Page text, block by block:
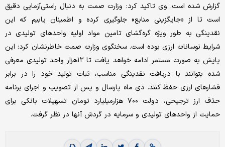
گزارش شده است. وی تاکید کرد: وزارت صمت به دنبال راستی‌آزمایی دقیق
است تا از «جایگزینی منابع» جلوگیری کرده و اطمینان یابیم که این
نقدینگی به طور ویژه گره‌گشای تامین مواد اولیه واحدهای تولیدی در
شرایط نوسانات ارزی بوده است. سخنگوی وزارت صمت خاطرنشان کرد: این
پایش به صورت مستمر ادامه خواهد یافت تا ۱۲هزار واحد تولیدی معرفی
شده بتوانند با دریافت نقدینگی مناسب، ثبات تولید خود را در برابر
فشارهای ارزی حفظ کنند. دی ماه پارسال و پس از تصویب و اجرای برنامه
حذف ارز ترجیحی، دولت ۷۰۰ هزار‌میلیارد تومان تسهیلات بانکی برای
حمایت از واحدهای تولیدی و سرمایه در گردش آنها در نظر گرفت.